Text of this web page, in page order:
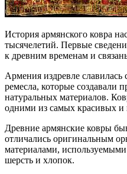
История армянского ковра
тысячелетий. Первые
к древним временам и
Армения издревле
ремесла, которые создавали
натуральных материалов.
одними из самых красивых и
Древние армянские ковры
отличались оригинальным
материалами,
шерсть и хлопок.